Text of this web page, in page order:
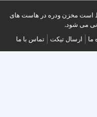
است مخزن ودره در هاست های
می شود.
ما ارسال تیکت تماس با ما